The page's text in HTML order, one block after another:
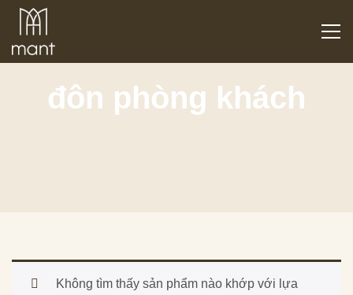
đôn phòng khách
Không tìm thấy sản phẩm nào khớp với lựa